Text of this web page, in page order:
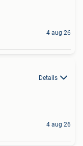
4 aug 26
Details
4 aug 26